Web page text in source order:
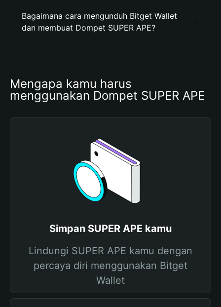
Bagaimana cara mengunduh Bitget Wallet
dan membuat Dompet SUPER APE?
Mengapa kamu harus
menggunakan Dompet SUPER APE
Simpan SUPER APE kamu
Lindungi SUPER APE kamu dengan
percaya diri menggunakan Bitget
Wallet